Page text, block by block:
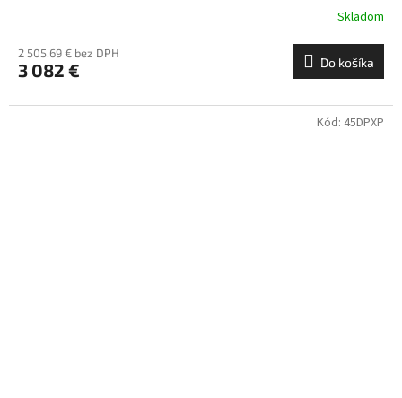
Skladom
2 505,69 € bez DPH
3 082 € Do košíka
Kód: 45DPXP